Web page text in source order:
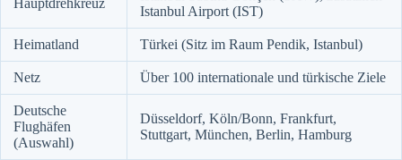
Hauptdrehkreuz
Istanbul Airport (IST)
Heimatland Türkei (Sitz im Raum Pendik, Istanbul)
Netz Über 100 internationale und türkische Ziele
Deutsche
Flughäfen
(Auswahl)
Düsseldorf, Köln/Bonn, Frankfurt,
Stuttgart, München, Berlin, Hamburg